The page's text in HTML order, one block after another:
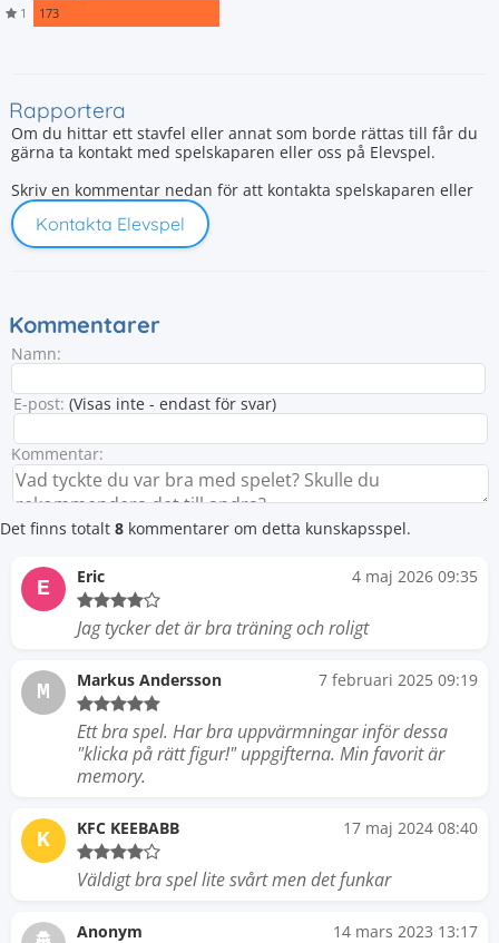
1
173
Rapportera
Om du hittar ett stavfel eller annat som borde rättas till får du
gärna ta kontakt med spelskaparen eller oss på Elevspel.
Skriv en kommentar nedan för att kontakta spelskaparen eller
Kontakta Elevspel
Kommentarer
Namn:
E-post: (Visas inte - endast för svar)
Kommentar:
Det finns totalt 8 kommentarer om detta kunskapsspel.
E Eric 4 maj 2026 09:35
Jag tycker det är bra träning och roligt
M Markus Andersson 7 februari 2025 09:19
Ett bra spel. Har bra uppvärmningar inför dessa
"klicka på rätt figur!" uppgifterna. Min favorit är
memory.
K KFC KEEBABB 17 maj 2024 08:40
Väldigt bra spel lite svårt men det funkar
Anonym 14 mars 2023 13:17